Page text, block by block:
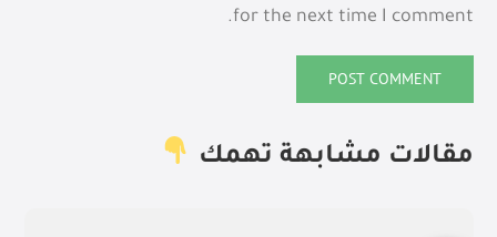
for the next time I comment.
مقالات مشابهة تهمك